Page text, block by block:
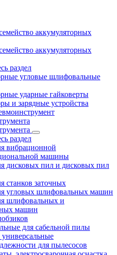
аккумуляторных
аккумуляторных
раздел
угловые шлифовальные
ударные гайковерты
и зарядные устройства
раздел
вибрационной
машины
дисковых пил и дисковых пил
станков заточных
угловых шлифовальных машин
шлифовальных и
машин
для сабельной пилы
для пылесосов